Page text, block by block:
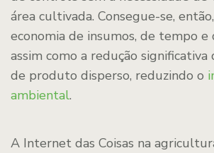
área cultivada. Consegue-se,
economia de insumos, de tempo e
assim como a redução
de produto disperso, reduzindo o
ambiental.
A Internet das Coisas na